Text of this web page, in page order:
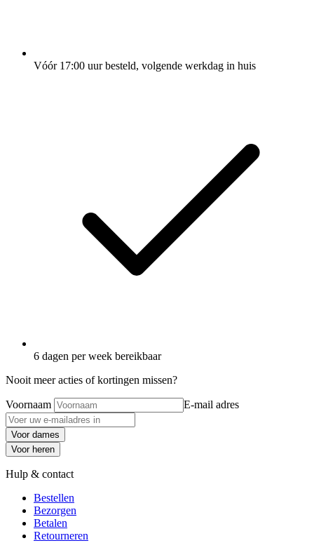
Vóór 17:00 uur besteld, volgende werkdag in huis
6 dagen per week bereikbaar
Nooit meer acties of kortingen missen?
Voornaam E-mail adres
Voor dames
Voor heren
Hulp & contact
Bestellen
Bezorgen
Betalen
Retourneren